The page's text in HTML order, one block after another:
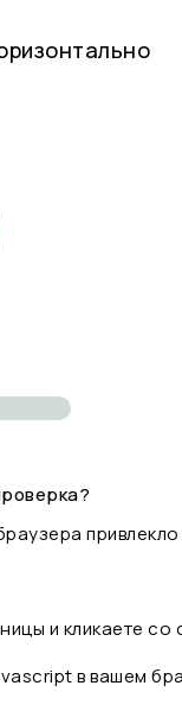
и кликаете
в вашем